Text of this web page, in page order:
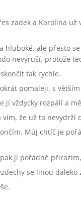
zadek a Karolína
hluboké, ale přesto
nevyruší, protože
tak rychle.
pomaleji, s
jí vždycky rozpálí a
že už to nevydrží
Můj chtíč je
ji pořádně
se linou daleko